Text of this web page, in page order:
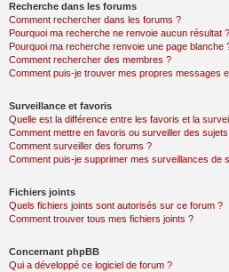
Recherche dans les forums
Comment rechercher dans les forums ?
Pourquoi ma recherche ne renvoie aucun résultat ?
Pourquoi ma recherche renvoie une page blanche
Comment rechercher des membres ?
Comment puis-je trouver mes propres messages
Surveillance et favoris
Quelle est la différence entre les favoris et la
Comment mettre en favoris ou surveiller des
Comment surveiller des forums ?
Comment puis-je supprimer mes surveillances de
Fichiers joints
Quels fichiers joints sont autorisés sur ce forum ?
Comment trouver tous mes fichiers joints ?
Concernant phpBB
Qui a développé ce logiciel de forum ?